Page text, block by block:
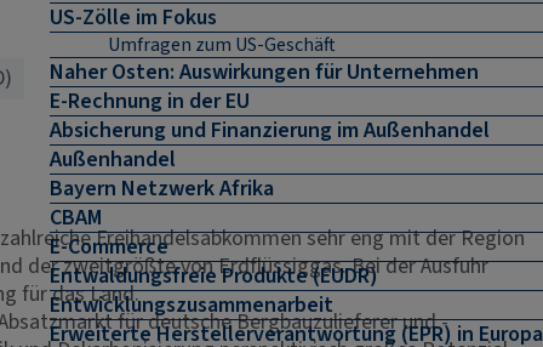
US-Zölle im Fokus
Umfragen zum US-Geschäft
Naher Osten: Auswirkungen für Unternehmen
E-Rechnung in der EU
Absicherung und Finanzierung im Außenhandel
Außenhandel
Bayern Netzwerk Afrika
CBAM
E-Commerce
Entwaldungsfreie Produkte (EUDR)
Entwicklungszusammenarbeit
Erweiterte Herstellerverantwortung (EPR) in Europa
Freihandelsabkommen sehr eng mit der Region
der zweitgrößte von Erdflüssiggas. Bei der Ausfuhr
für das Land.
für deutsche Bergbauzulieferer und -